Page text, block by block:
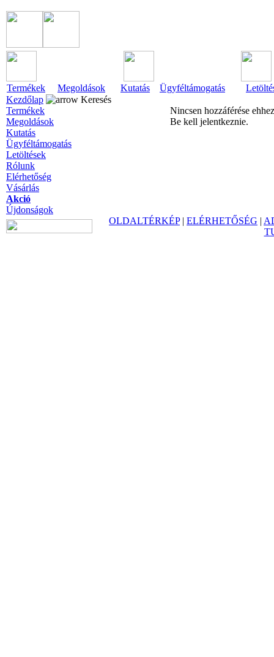
Termékek Megoldások Kutatás Ügyféltámogatás
Kezdőlap
Keresés
Termékek
Megoldások
Kutatás
Ügyféltámogatás
Letöltések
Rólunk
Elérhetőség
Vásárlás
Akció
Újdonságok
Nincsen hozzáférése
Be kell jelentkeznie.
OLDALTÉRKÉP| ELÉRHETŐSÉG |